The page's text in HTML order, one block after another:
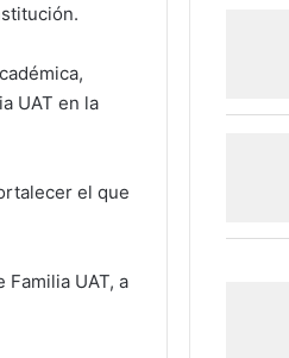
UAT en la
el que
UAT, a